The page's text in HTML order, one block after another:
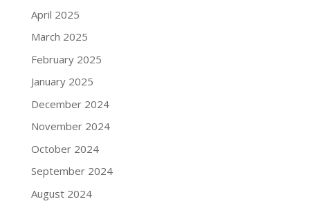
April 2025
March 2025
February 2025
January 2025
December 2024
November 2024
October 2024
September 2024
August 2024